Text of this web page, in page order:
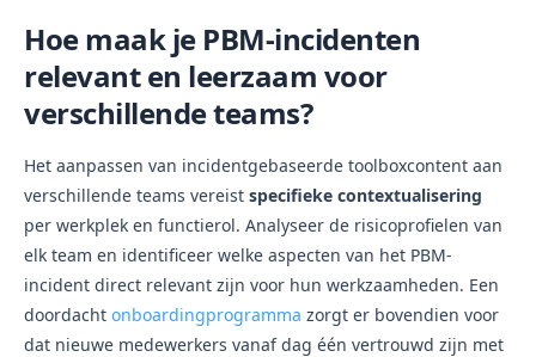
Hoe maak je PBM-incidenten
relevant en leerzaam voor
verschillende teams?
Het aanpassen van incidentgebaseerde toolboxcontent aan
verschillende teams vereist specifieke contextualisering
per werkplek en functierol. Analyseer de risicoprofielen van
elk team en identificeer welke aspecten van het PBM-
incident direct relevant zijn voor hun werkzaamheden. Een
doordacht onboardingprogramma zorgt er bovendien voor
dat nieuwe medewerkers vanaf dag één vertrouwd zijn met